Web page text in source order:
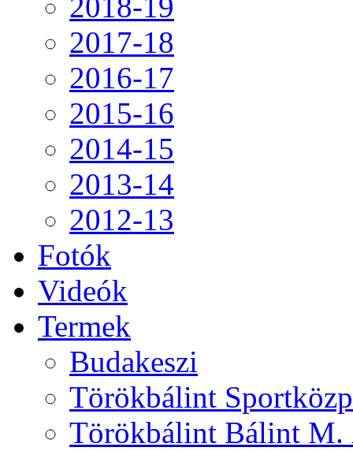
2017-18
2016-17
2015-16
2014-15
2013-14
2012-13
Fotók
Videók
Termek
Budakeszi
Törökbálint
Törökbálint Bálint